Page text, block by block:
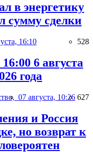
в энергетику
сумму сделки
16:10 528
6 августа
года
07 августа, 10:26 627
и Россия
но возврат к